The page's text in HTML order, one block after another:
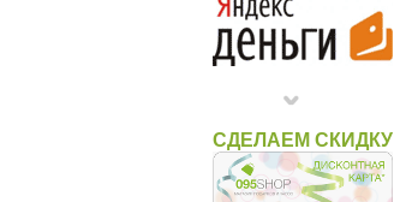
СДЕЛАЕМ СКИДКУ